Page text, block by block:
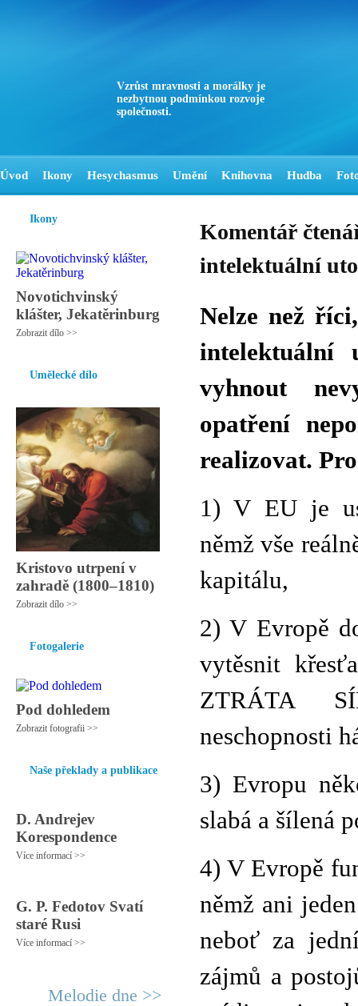
Vzrůst mravnosti a morálky je
nezbytnou podmínkou rozvoje
společnosti.
Úvod Ikony Hesychasmus Umění Knihovna Hudba
Ikony
Novotichvinský
klášter, Jekatěrinburg
Zobrazit dílo >>
Umělecké dílo
Kristovo utrpení v
zahradě (1800–1810)
Zobrazit dílo >>
Fotogalerie
Pod dohledem
Zobrazit fotografii >>
Naše překlady a publikace
D. Andrejev
Korespondence
Více informací >>
G. P. Fedotov Svatí
staré Rusi
Více informací >>
Melodie dne >>
Komentář
intelektuální
Nelze než
intelektuální
vyhnout
opatření
realizovat.
1) V EU je
němž vše
kapitálu,
2) V Evropě
vytěsnit
ZTRÁTA
neschopnosti
3) Evropu
slabá a šílená
4) V Evropě
němž ani
neboť za
zájmů a